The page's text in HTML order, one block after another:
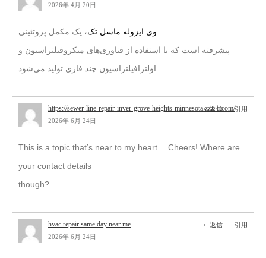
2026年 4月 20日
وی ایزوله ماسل تک، یک مکمل پروتئینی
پیشرفته است که با استفاده از فناوری‌های میکروفیلتراسیون و
https://sewer-line-repair-inver-grove-heights-minnesota.zzz-1.com/
2026年 6月 24日
返信 引用
This is a topic that’s near to my heart… Cheers! Where are
your contact details
though?
hvac repair same day near me
2026年 6月 24日
返信 引用